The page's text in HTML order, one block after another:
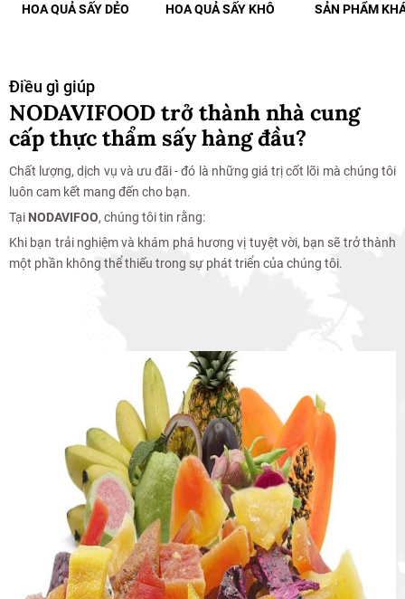
HOA QUẢ SẤY DẺO HOA QUẢ SẤY KHÔ SẢN PHẨM
Điều gì giúp
NODAVIFOOD trở thành nhà cung
cấp thực thẩm sấy hàng đầu?
Chất lượng, dịch vụ và ưu đãi - đó là những giá trị cốt lõi mà chúng tôi
luôn cam kết mang đến cho bạn.
Tại NODAVIFOO, chúng tôi tin rằng:
Khi bạn trải nghiệm và khám phá hương vị tuyệt vời, bạn sẽ trở thành
một phần không thể thiếu trong sự phát triển của chúng tôi.